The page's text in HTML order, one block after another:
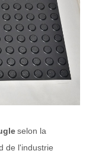
selon la
de l'industrie